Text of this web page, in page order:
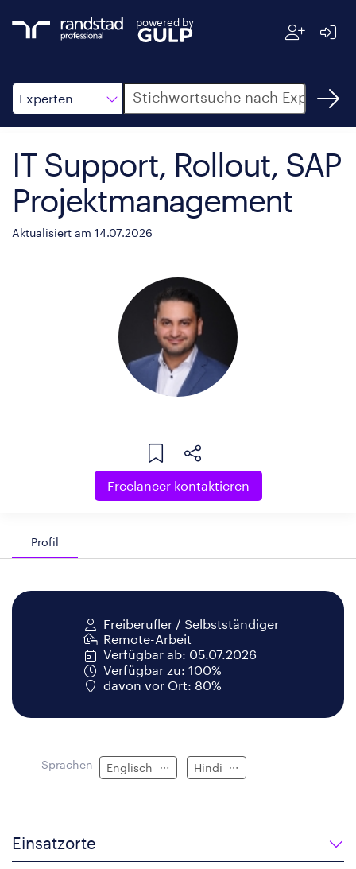
powered by
Experten
Suche
IT Support, Rollout, SAP
Projektmanagement
Aktualisiert am 14.07.2026
Freelancer kontaktieren
Profil
Freiberufler / Selbstständiger
Remote-Arbeit
Verfügbar ab: 05.07.2026
Verfügbar zu: 100%
davon vor Ort: 80%
Sprachen Englisch Hindi
Einsatzorte